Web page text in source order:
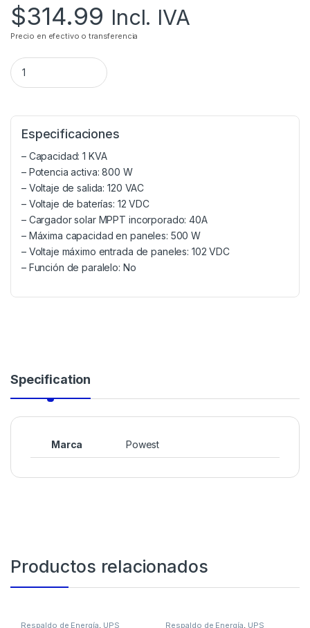
$314.99 Incl. IVA
Precio en efectivo o transferencia
Especificaciones
– Capacidad: 1 KVA
– Potencia activa: 800 W
– Voltaje de salida: 120 VAC
– Voltaje de baterías: 12 VDC
– Cargador solar MPPT incorporado: 40A
– Máxima capacidad en paneles: 500 W
– Voltaje máximo entrada de paneles: 102 VDC
– Función de paralelo: No
Specification
Marca Powest
Productos relacionados
Respaldo de Energía UPS Respaldo de Energía UPS